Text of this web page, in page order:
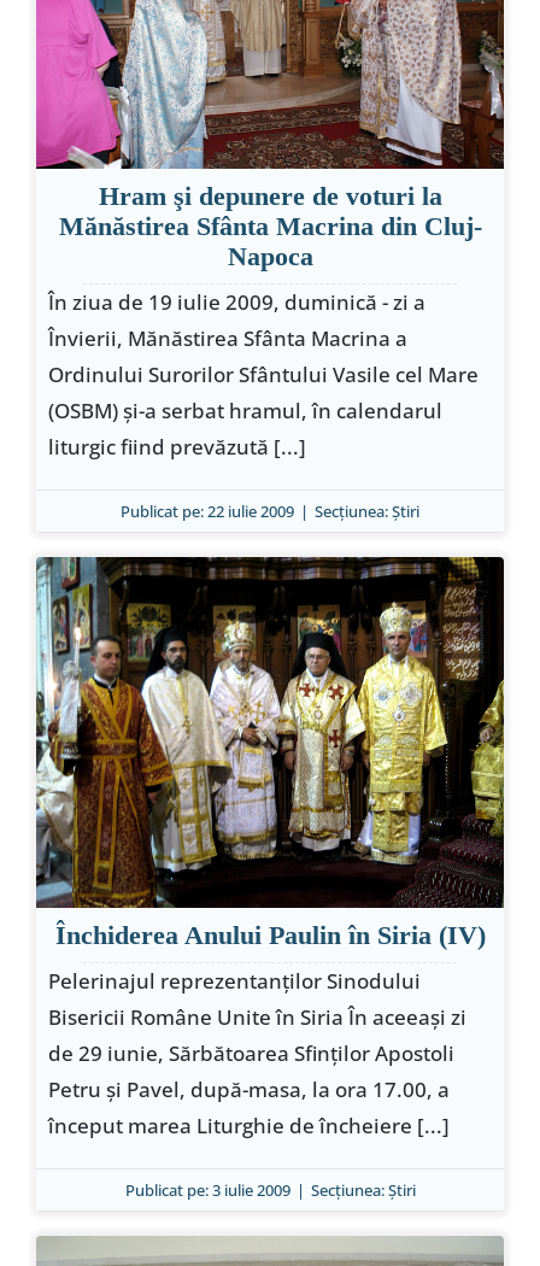
Special
Hram şi depunere de voturi la
Mănăstirea Sfânta Macrina din Cluj-
Napoca
În ziua de 19 iulie 2009, duminică - zi a
Învierii, Mănăstirea Sfânta Macrina a
Ordinului Surorilor Sfântului Vasile cel Mare
(OSBM) şi-a serbat hramul, în calendarul
liturgic fiind prevăzută [...]
Publicat pe: 22 iulie 2009 | Secțiunea:Ştiri
Închiderea Anului Paulin în Siria (IV)
Pelerinajul reprezentanţilor Sinodului
Bisericii Române Unite în Siria În aceeaşi zi
de 29 iunie, Sărbătoarea Sfinţilor Apostoli
Petru şi Pavel, după-masa, la ora 17.00, a
început marea Liturghie de încheiere [...]
Publicat pe: 3 iulie 2009 | Secțiunea:Ştiri